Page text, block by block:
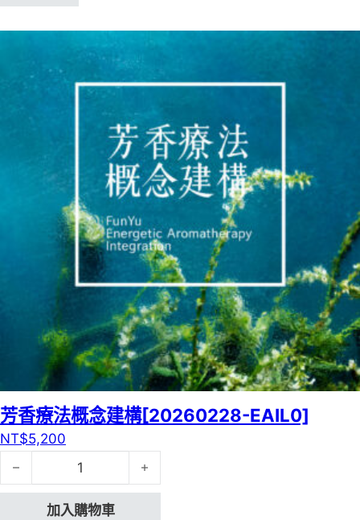
芳香療法概念建構[20260228-EAIL0]
NT$5,200
芳香療法概念建構[20260228-EAIL0] 數量
加入購物車